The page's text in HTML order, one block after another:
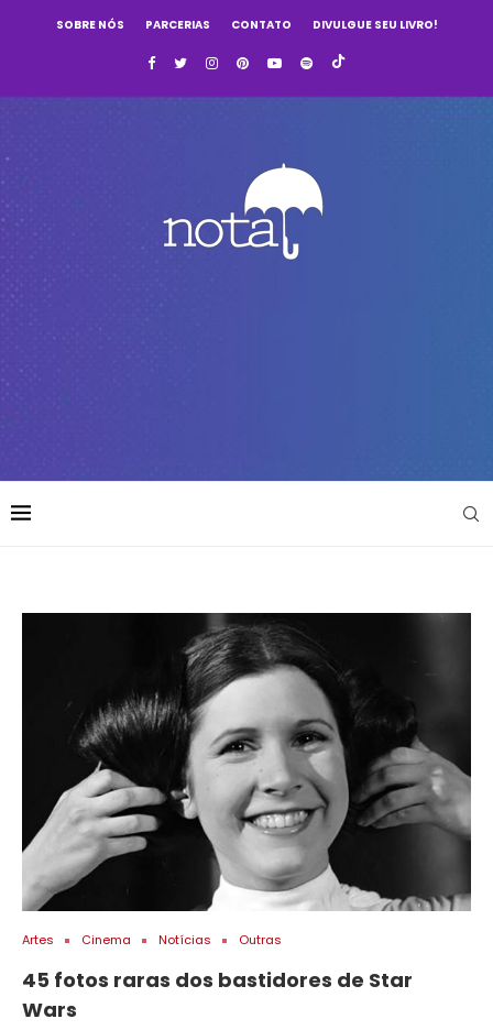
SOBRE NÓS PARCERIAS CONTATO DIVULGUE SEU LIVRO!
Artes Cinema Notícias Outras
45 fotos raras dos bastidores de Star
Wars